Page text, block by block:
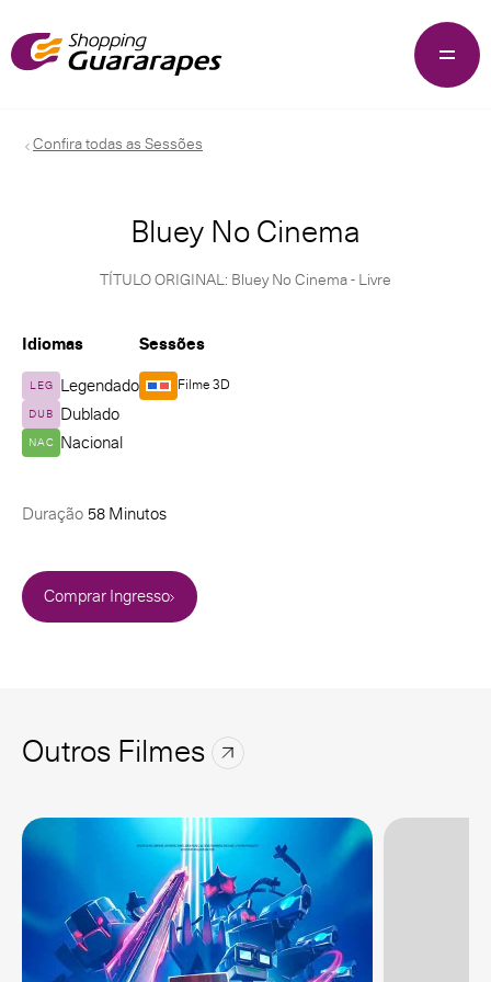
Confira todas as Sessões
Bluey No Cinema
TÍTULO ORIGINAL: Bluey No Cinema - Livre
Idiomas
LEG Legendado
DUB Dublado
NAC Nacional
Sessões
Filme 3D
Duração 58 Minutos
Comprar Ingresso
Outros Filmes